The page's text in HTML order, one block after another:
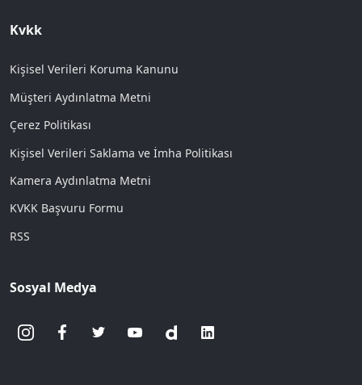
Kvkk
Kişisel Verileri Koruma Kanunu
Müşteri Aydınlatma Metni
Çerez Politikası
Kişisel Verileri Saklama ve İmha Politikası
Kamera Aydınlatma Metni
KVKK Başvuru Formu
RSS
Sosyal Medya